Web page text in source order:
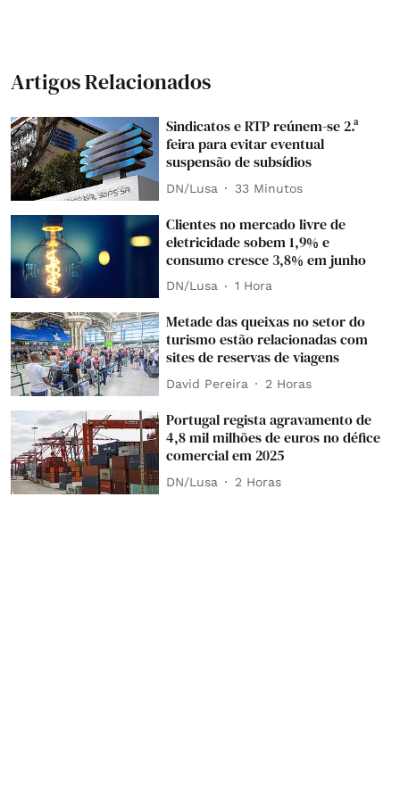
Artigos Relacionados
Sindicatos e RTP reúnem-se 2.ª
feira para evitar eventual
suspensão de subsídios
DN/Lusa 33 Minutos
Clientes no mercado livre de
eletricidade sobem 1,9% e
consumo cresce 3,8% em junho
DN/Lusa 1 Hora
Metade das queixas no setor do
turismo estão relacionadas com
sites de reservas de viagens
David Pereira 2 Horas
Portugal regista agravamento de
4,8 mil milhões de euros no défice
comercial em 2025
DN/Lusa 2 Horas